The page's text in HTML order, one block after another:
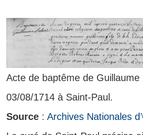
Acte de baptême de Guillaume
03/08/1714 à Saint-Paul.
Source: Archives Nationales